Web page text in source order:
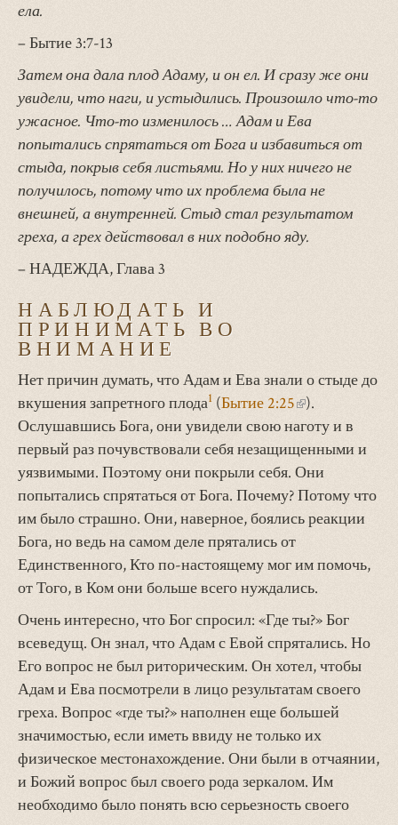
ела.
– Бытие 3:7-13
Затем она дала плод Адаму, и он ел. И сразу же они
увидели, что наги, и устыдились. Произошло что-то
ужасное. Что-то изменилось … Адам и Ева
попытались спрятаться от Бога и избавиться от
стыда, покрыв себя листьями. Но у них ничего не
получилось, потому что их проблема была не
внешней, а внутренней. Стыд стал результатом
греха, а грех действовал в них подобно яду.
– НАДЕЖДА, Глава 3
НАБЛЮДАТЬ И
ПРИНИМАТЬ ВО
ВНИМАНИЕ
Нет причин думать, что Адам и Ева знали о стыде до
вкушения запретного плода1 (Бытие 2:25(внешняя
ссылка)
).
Ослушавшись Бога, они увидели свою наготу и в
первый раз почувствовали себя незащищенными и
уязвимыми. Поэтому они покрыли себя. Они
попытались спрятаться от Бога. Почему? Потому что
им было страшно. Они, наверное, боялись реакции
Бога, но ведь на самом деле прятались от
Единственного, Кто по-настоящему мог им помочь,
от Того, в Ком они больше всего нуждались.
Очень интересно, что Бог спросил: «Где ты?» Бог
всеведущ. Он знал, что Адам с Евой спрятались. Но
Его вопрос не был риторическим. Он хотел, чтобы
Адам и Ева посмотрели в лицо результатам своего
греха. Вопрос «где ты?» наполнен еще большей
значимостью, если иметь ввиду не только их
физическое местонахождение. Они были в отчаянии,
и Божий вопрос был своего рода зеркалом. Им
необходимо было понять всю серьезность своего